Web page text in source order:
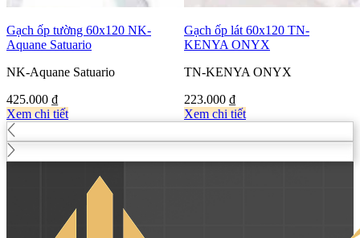
Gạch ốp tường 60x120 NK-
Aquane Satuario
NK-Aquane Satuario
425.000 ₫
Xem chi tiết
Gạch ốp lát 60x120 TN-
KENYA ONYX
TN-KENYA ONYX
223.000 ₫
Xem chi tiết